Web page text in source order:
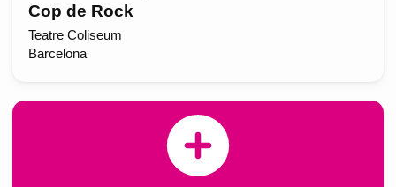
Cop de Rock
Teatre Coliseum
Barcelona